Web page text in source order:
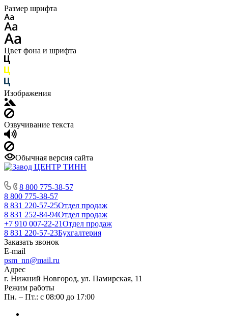
Размер шрифта
Цвет фона и шрифта
Изображения
Озвучивание текста
Обычная версия сайта
8 800 775-38-57
8 800 775-38-57
8 831 220-57-25Отдел продаж
8 831 252-84-94Отдел продаж
+7 910 007-22-21Отдел продаж
8 831 220-57-23Бухгалтерия
Заказать звонок
E-mail
psm_nn@mail.ru
Адрес
г. Нижний Новгород, ул. Памирская, 11
Режим работы
Пн. – Пт.: с 08:00 до 17:00